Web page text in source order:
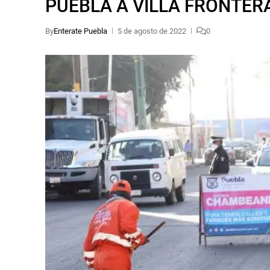
PUEBLA A VILLA
ByEnterate Puebla 5 de agosto de 2022 0